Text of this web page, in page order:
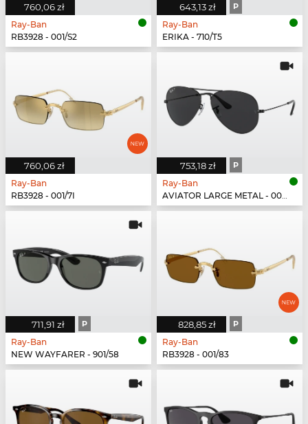
760,06 zł
Ray-Ban
RB3928 - 001/S2
643,13 zł P
Ray-Ban
ERIKA - 710/T5
760,06 zł
Ray-Ban
RB3928 - 001/7I
753,18 zł P
Ray-Ban
AVIATOR LARGE METAL - 002/48
711,91 zł P
Ray-Ban
NEW WAYFARER - 901/58
828,85 zł P
Ray-Ban
RB3928 - 001/83